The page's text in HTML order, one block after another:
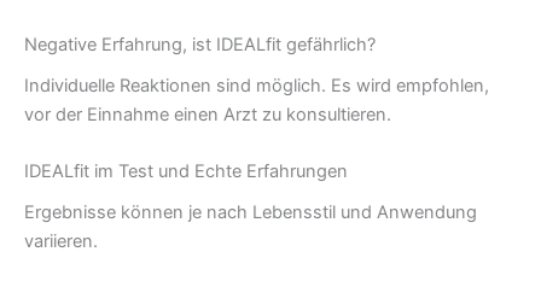
Negative Erfahrung, ist IDEALfit gefährlich?
Individuelle Reaktionen sind möglich. Es wird empfohlen,
vor der Einnahme einen Arzt zu konsultieren.
IDEALfit im Test und Echte Erfahrungen
Ergebnisse können je nach Lebensstil und Anwendung
variieren.